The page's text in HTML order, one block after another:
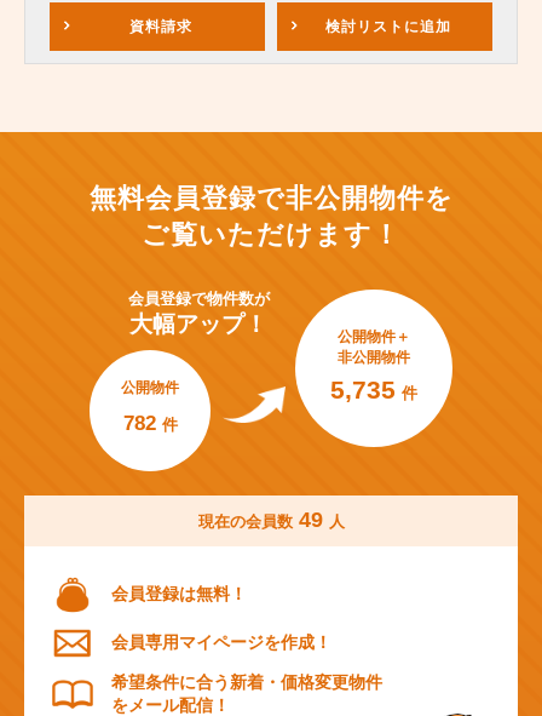
資料請求 検討リスト に追加
無料会員登録で非公開物件を
ご覧いただけます！
会員登録で物件数が
大幅アップ！
公開物件
782 件
公開物件＋
非公開物件
5,735 件
現在の会員数 49 人
会員登録は無料！
会員専用マイページを作成！
希望条件に合う新着・価格変更物件
をメール配信！